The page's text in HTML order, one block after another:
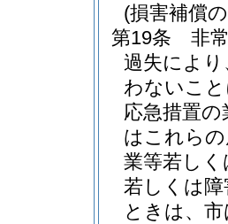
(損害補償
第19条
非
過失によ
わないこ
応急措置
はこれら
業等若し
若しくは
ときは、